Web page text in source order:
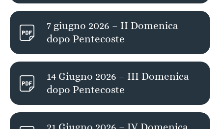
7 giugno 2026 – II Domenica
dopo Pentecoste
14 Giugno 2026 – III Domenica
dopo Pentecoste